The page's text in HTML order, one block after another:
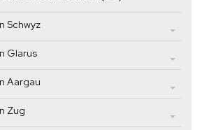
Schwyz
Glarus
Aargau
Zug